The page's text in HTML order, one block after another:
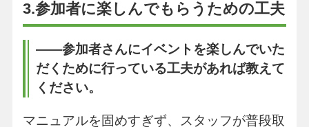
3.参加者に楽しんでもらうための工夫
――参加者さんにイベントを楽しんでいた
だくために行っている工夫があれば教えて
ください。
マニュアルを固めすぎず、スタッフが普段取